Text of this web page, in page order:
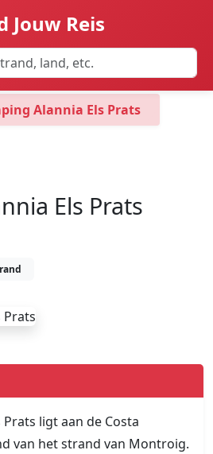
Jouw Reis
Alannia Els Prats
Els Prats
ligt aan de Costa
van het strand van Montroig.